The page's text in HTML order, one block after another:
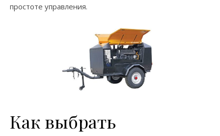
простоте управления.
Как выбрать